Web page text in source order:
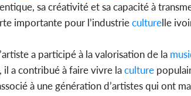
sa créativité et sa capacité à
importante pour l’industrieculturelle
a participé à la valorisation de la
il a contribué à faire vivre laculture
à une génération d’artistes qui ont